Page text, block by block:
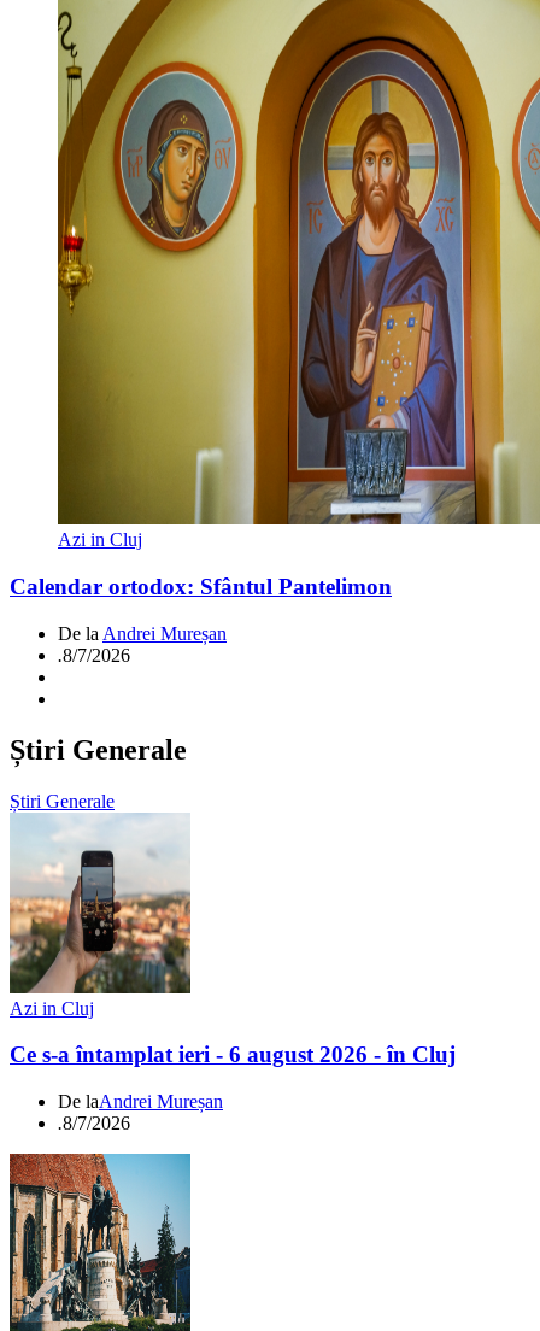
Azi in Cluj
Calendar ortodox: Sfântul Pantelimon
De la Andrei Mureșan
.8/7/2026
Știri Generale
Știri Generale
Azi in Cluj
Ce s-a întamplat ieri - 6 august 2026 - în Cluj
De laAndrei Mureșan
.8/7/2026